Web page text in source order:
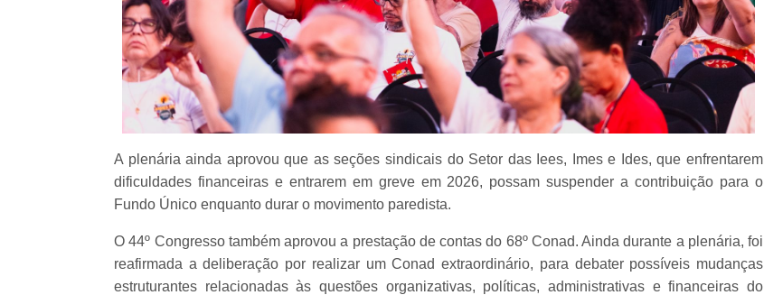
A plenária ainda aprovou que as seções sindicais do Setor das Iees, Imes e Ides, que enfrentarem
dificuldades financeiras e entrarem em greve em 2026, possam suspender a contribuição para o
Fundo Único enquanto durar o movimento paredista.
O 44º Congresso também aprovou a prestação de contas do 68º Conad. Ainda durante a plenária, foi
reafirmada a deliberação por realizar um Conad extraordinário, para debater possíveis mudanças
estruturantes relacionadas às questões organizativas, políticas, administrativas e financeiras do